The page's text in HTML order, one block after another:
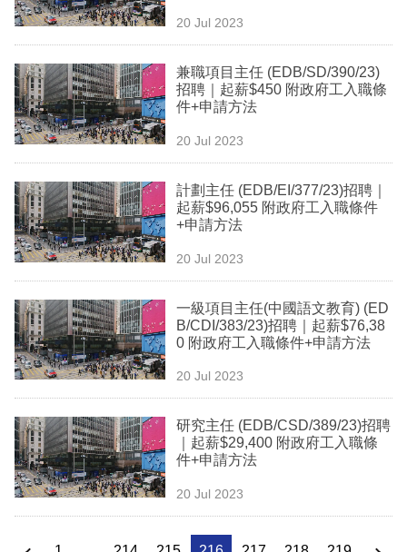
區
20 Jul 2023
兼職項目主任 (EDB/SD/390/23)
招聘｜起薪$450 附政府工入職條
件+申請方法
20 Jul 2023
計劃主任 (EDB/EI/377/23)招聘｜
起薪$96,055 附政府工入職條件
+申請方法
20 Jul 2023
一級項目主任(中國語文教育) (ED
B/CDI/383/23)招聘｜起薪$76,38
0 附政府工入職條件+申請方法
20 Jul 2023
研究主任 (EDB/CSD/389/23)招聘
｜起薪$29,400 附政府工入職條
件+申請方法
20 Jul 2023